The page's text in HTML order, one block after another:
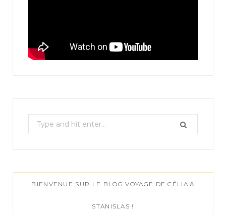
e
c
hBIENVENUE SUR LE BLOG VOYAGE DE CÉLIA &
STANISLAS !